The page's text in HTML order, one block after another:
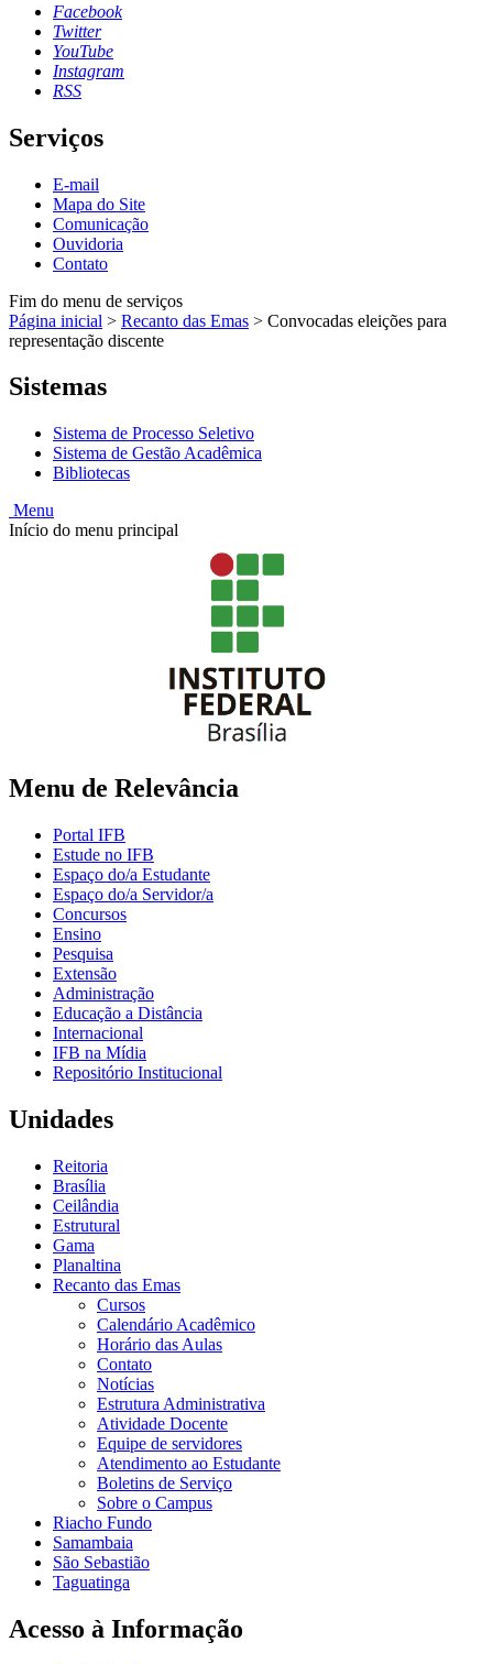
Facebook
Twitter
YouTube
Instagram
RSS
Serviços
E-mail
Mapa do Site
Comunicação
Ouvidoria
Contato
Fim do menu de serviços
Página inicial > Recanto das Emas > Convocadas eleições para
representação discente
Sistemas
Sistema de Processo Seletivo
Sistema de Gestão Acadêmica
Bibliotecas
Menu
Início do menu principal
Menu de Relevância
Portal IFB
Estude no IFB
Espaço do/a Estudante
Espaço do/a Servidor/a
Concursos
Ensino
Pesquisa
Extensão
Administração
Educação a Distância
Internacional
IFB na Mídia
Repositório Institucional
Unidades
Reitoria
Brasília
Ceilândia
Estrutural
Gama
Planaltina
Recanto das Emas
Cursos
Calendário Acadêmico
Horário das Aulas
Contato
Notícias
Estrutura Administrativa
Atividade Docente
Equipe de servidores
Atendimento ao Estudante
Boletins de Serviço
Sobre o Campus
Riacho Fundo
Samambaia
São Sebastião
Taguatinga
Acesso à Informação